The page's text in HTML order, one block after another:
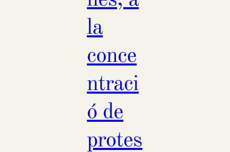
la
conce
ntraci
ó de
protes